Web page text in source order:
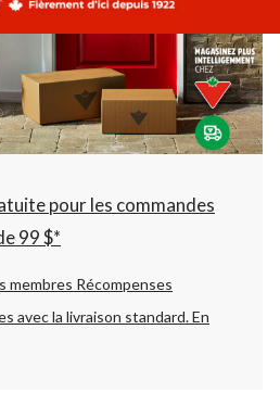
Fermeture
à
22:00
cliquer
pour
changer
pour les commandes
99 $*
membres Récompenses
avec la livraison standard.En